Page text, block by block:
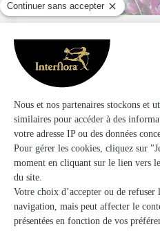
Fleurs de Conflans
Conflans Ste Honorine
★★
4.7 (127)
5, rue Maurice Berteaux
Voir la boutique